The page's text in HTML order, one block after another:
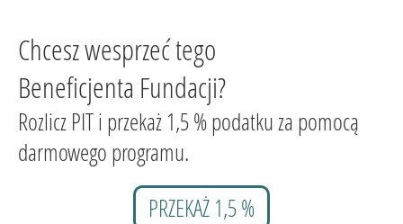
Chcesz wesprzeć tego
Beneficjenta Fundacji?
Rozlicz PIT i przekaż 1,5 % podatku za pomocą
darmowego programu.
PRZEKAŻ 1,5 %